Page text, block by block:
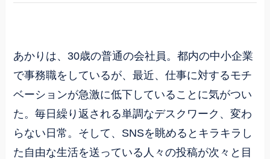
あかりは、30歳の普通の会社員。都内の中小企業
で事務職をしているが、最近、仕事に対するモチ
ベーションが急激に低下していることに気がつい
た。毎日繰り返される単調なデスクワーク、変わ
らない日常。そして、SNSを眺めるとキラキラし
た自由な生活を送っている人々の投稿が次々と目